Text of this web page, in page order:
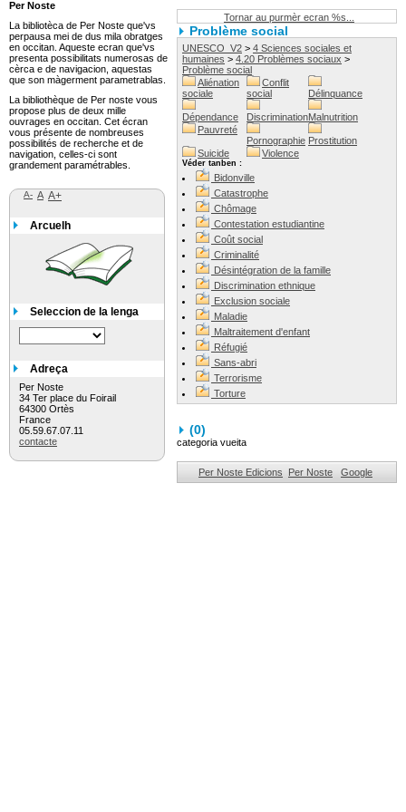
Tornar au purmèr ecran %s...
Problème social
UNESCO_V2 > 4 Sciences sociales et
humaines > 4.20 Problèmes sociaux >
Problème social
Aliénation
sociale
Conflit
social
Délinquance
Dépendance DiscriminationMalnutrition
Pauvreté
Pornographie Prostitution
Suicide
Violence
Véder tanben :
Bidonville
Catastrophe
Chômage
Contestation estudiantine
Coût social
Criminalité
Désintégration de la famille
Discrimination ethnique
Exclusion sociale
Maladie
Maltraitement d'enfant
Réfugié
Sans-abri
Terrorisme
Torture
(0)
categoria vueita
Per Noste Edicions Per Noste Google
Per Noste
La bibliotèca de Per Noste que'vs
perpausa mei de dus mila obratges
en occitan. Aqueste ecran que'vs
presenta possibilitats numerosas de
cèrca e de navigacion, aquestas
que son màgerment parametrablas.
La bibliothèque de Per noste vous
propose plus de deux mille
ouvrages en occitan. Cet écran
vous présente de nombreuses
possibilités de recherche et de
navigation, celles-ci sont
grandement paramétrables.
A- A A+
Arcuelh
Seleccion de la lenga
Adreça
Per Noste
34 Ter place du Foirail
64300 Ortès
France
05.59.67.07.11
contacte